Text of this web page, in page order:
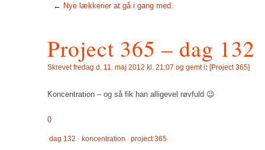
← Nye lækkerier at gå i gang med.
Project 365 – dag 132
Skrevetfredag d. 11. maj 2012 kl. 21:07 og gemt i: [Project 365]
Koncentration – og så fik han alligevel røvfuld 😉
0
dag 132 · koncentration · project 365